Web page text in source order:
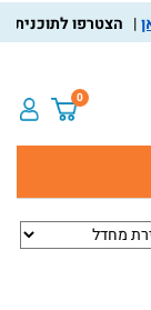
הצטרפו לתוכנית
0